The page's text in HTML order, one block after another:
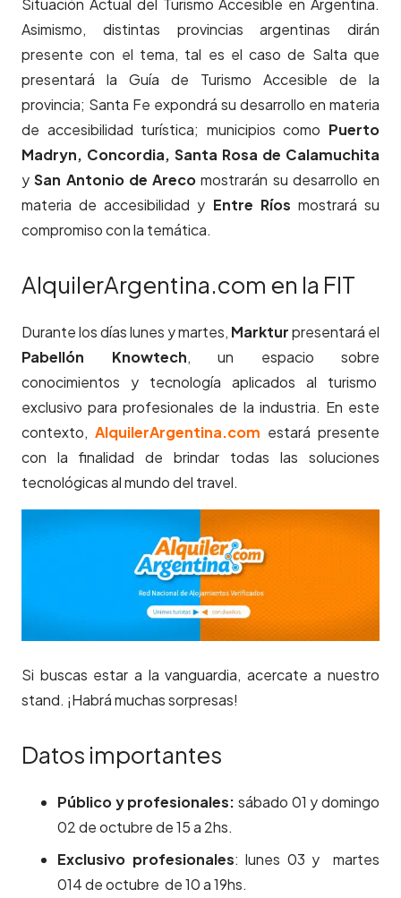
Asimismo, distintas provincias argentinas dirán
presente con el tema, tal es el caso de Salta que
presentará la Guía de Turismo Accesible de la
provincia; Santa Fe expondrá su desarrollo en materia
de accesibilidad turística; municipios como Puerto
Madryn, Concordia, Santa Rosa de Calamuchita
ySan Antonio de Areco mostrarán su desarrollo en
materia de accesibilidad y Entre Ríos mostrará su
compromiso con la temática.
AlquilerArgentina.com en la FIT
Durante los días lunes y martes, Markturpresentará el
Pabellón Knowtech, un espacio sobre
conocimientos y tecnología aplicados al turismo
exclusivo para profesionales de la industria. En este
contexto, AlquilerArgentina.com estará presente
con la finalidad de brindar todas las soluciones
tecnológicas al mundo del travel.
Si buscas estar a la vanguardia, acercate a nuestro
stand. ¡Habrá muchas sorpresas!
Datos importantes
Público y profesionales: sábado 01 y domingo
02 de octubre de 15 a 2hs.
Exclusivo profesionales: lunes 03 y martes
014 de octubre de 10 a 19hs.